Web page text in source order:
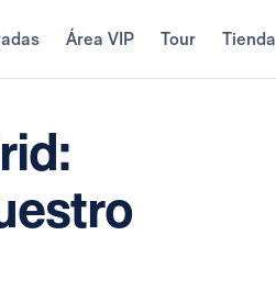
Área VIP Tour Tienda